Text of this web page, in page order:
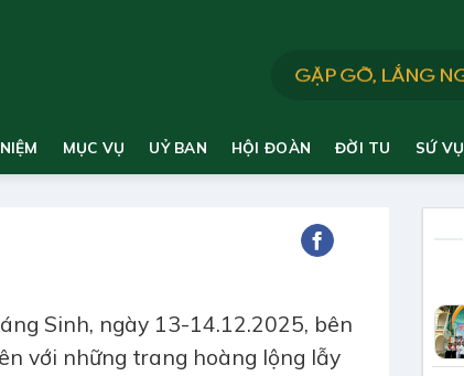
MỤC VỤ UỶ BAN HỘI ĐOÀN ĐỜI TU SỨ VỤ
Sinh, ngày 13-14.12.2025, bên
với những trang hoàng lộng lẫy